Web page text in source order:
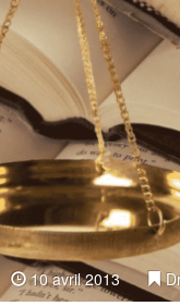
10 avril 2013